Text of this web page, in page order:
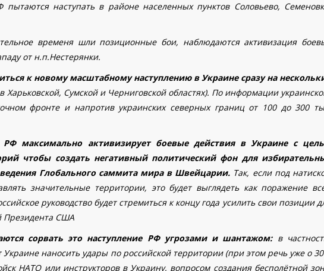
пытаются наступать в районе населенных пунктов Соловьево,
временя шли позиционные бои, наблюдаются активизация
от н.п.Нестерянки.
к новому масштабному наступлению в Украине сразу на
Харьковской, Сумской и Черниговской областях). По информации
фронте и напротив украинских северных границ от 100 до 300
РФ максимально активизирует боевые действия в Украине с
чтобы создать негативный политический фон для
Глобального саммита мира в Швейцарии. Так, если под
значительные территории, это будет выглядеть как поражение
руководство будет стремиться к концу года усилить свои позиции
Президента США
сорвать это наступление РФ угрозами и шантажом: в
наносить удары по российской территории (при этом речь уже о
НАТО или инструкторов в Украину, вопросом создания бесполётной